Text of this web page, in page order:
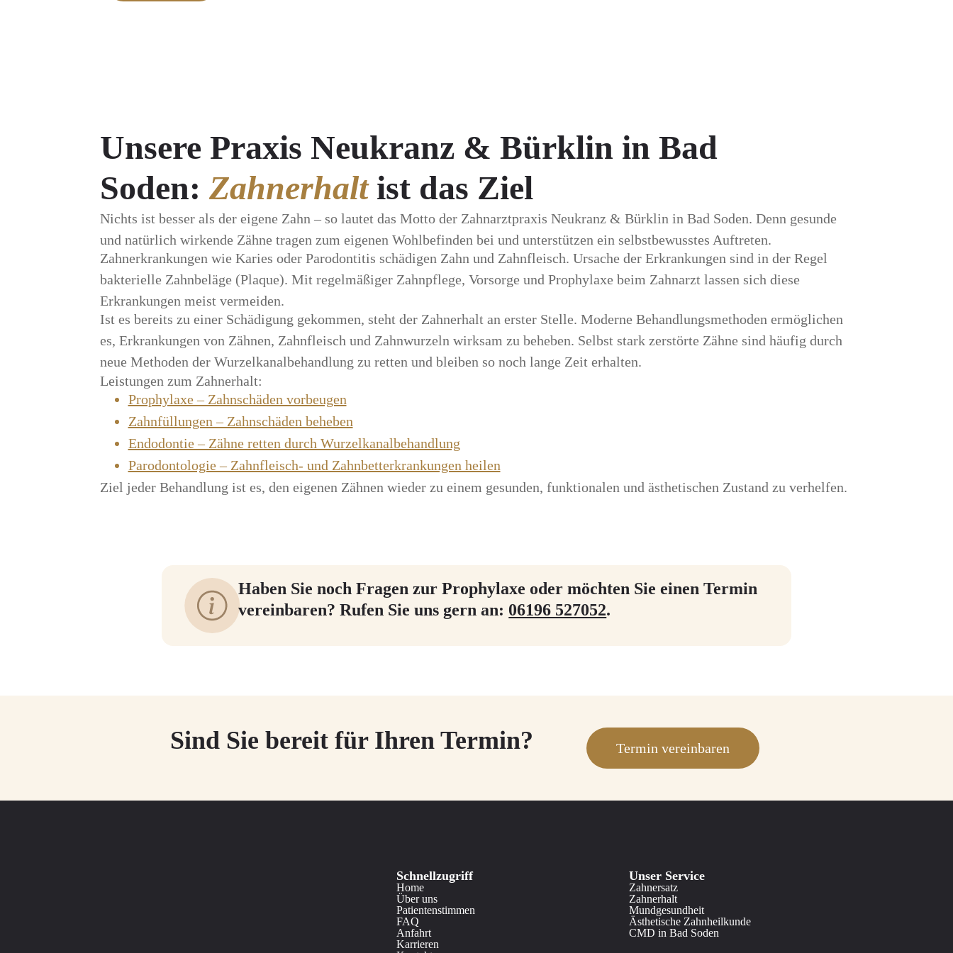
Unsere Praxis Neukranz & Bürklin in Bad
Soden: Zahnerhaltist das Ziel
Nichts ist besser als der eigene Zahn – so lautet das Motto der Zahnarztpraxis Neukranz & Bürklin in Bad Soden. Denn gesunde
und natürlich wirkende Zähne tragen zum eigenen Wohlbefinden bei und unterstützen ein selbstbewusstes Auftreten.
Zahnerkrankungen wie Karies oder Parodontitis schädigen Zahn und Zahnfleisch. Ursache der Erkrankungen sind in der Regel
bakterielle Zahnbeläge (Plaque). Mit regelmäßiger Zahnpflege, Vorsorge und Prophylaxe beim Zahnarzt lassen sich diese
Erkrankungen meist vermeiden.
Ist es bereits zu einer Schädigung gekommen, steht der Zahnerhalt an erster Stelle. Moderne Behandlungsmethoden ermöglichen
es, Erkrankungen von Zähnen, Zahnfleisch und Zahnwurzeln wirksam zu beheben. Selbst stark zerstörte Zähne sind häufig durch
neue Methoden der Wurzelkanalbehandlung zu retten und bleiben so noch lange Zeit erhalten.
Leistungen zum Zahnerhalt:
Prophylaxe – Zahnschäden vorbeugen
Zahnfüllungen – Zahnschäden beheben
Endodontie – Zähne retten durch Wurzelkanalbehandlung
Parodontologie – Zahnfleisch- und Zahnbetterkrankungen heilen
Ziel jeder Behandlung ist es, den eigenen Zähnen wieder zu einem gesunden, funktionalen und ästhetischen Zustand zu verhelfen.
Haben Sie noch Fragen zur Prophylaxe oder möchten Sie einen Termin
vereinbaren? Rufen Sie uns gern an: 06196 527052.
Sind Sie bereit für Ihren Termin? Termin vereinbaren
Schnellzugriff
Home
Über uns
Patientenstimmen
FAQ
Anfahrt
Karrieren
Unser Service
Zahnersatz
Zahnerhalt
Mundgesundheit
Ästhetische Zahnheilkunde
CMD in Bad Soden